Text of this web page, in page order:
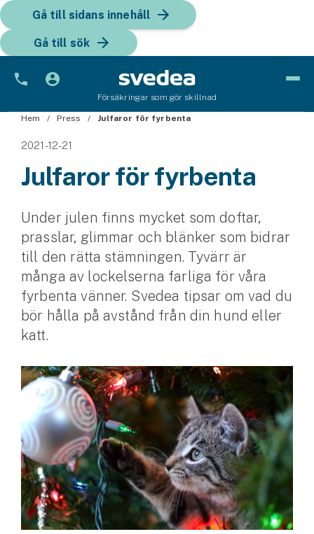
Gå till sidans innehåll
Gå till sök
Försäkringar som gör skillnad
Bil
Bilförsäkring
Bilförsäkring för företag
Snöskoterförsäkring
ATV-försäkring
Släpvagnsförsäkring
Husvagnsförsäkring
Mc-försäkring
Märkesförsäkringar
Båt
Båtförsäkring
Märkesförsäkringar
Hem Press Julfaror för fyrbenta
2021-12-21
Julfaror för fyrbenta
Under julen finns mycket som doftar,
prasslar, glimmar och blänker som bidrar
till den rätta stämningen. Tyvärr är
många av lockelserna farliga för våra
fyrbenta vänner. Svedea tipsar om vad du
bör hålla på avstånd från din hund eller
katt.